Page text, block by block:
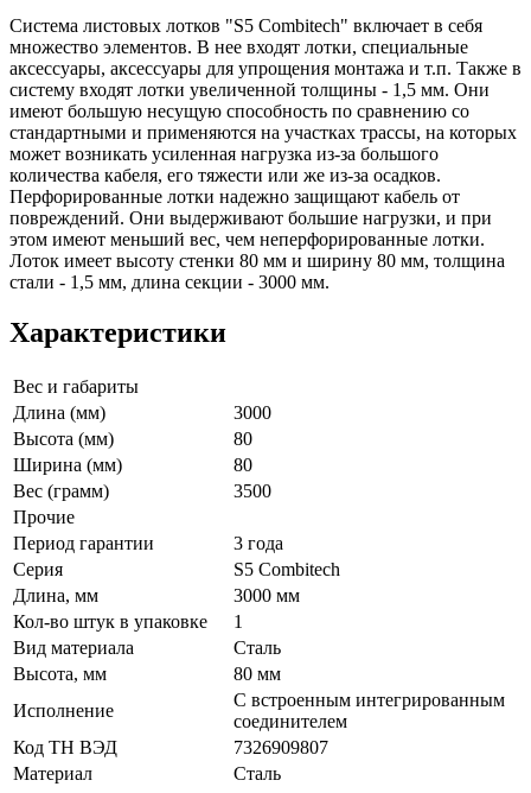
Система листовых лотков "S5 Combitech" включает в себя
множество элементов. В нее входят лотки, специальные
аксессуары, аксессуары для упрощения монтажа и т.п. Также в
систему входят лотки увеличенной толщины - 1,5 мм. Они
имеют большую несущую способность по сравнению со
стандартными и применяются на участках трассы, на которых
может возникать усиленная нагрузка из-за большого
количества кабеля, его тяжести или же из-за осадков.
Перфорированные лотки надежно защищают кабель от
повреждений. Они выдерживают большие нагрузки, и при
этом имеют меньший вес, чем неперфорированные лотки.
Лоток имеет высоту стенки 80 мм и ширину 80 мм, толщина
стали - 1,5 мм, длина секции - 3000 мм.
Характеристики
Вес и габариты
Длина (мм)
3000
Высота (мм)
80
Ширина (мм)
80
Вес (грамм)
3500
Прочие
Период гарантии
3 года
Серия
S5 Combitech
Длина, мм
3000 мм
Кол-во штук в упаковке
1
Вид материала
Сталь
Высота, мм
80 мм
Исполнение
С встроенным интегрированным
соединителем
Код ТН ВЭД
7326909807
Материал
Сталь